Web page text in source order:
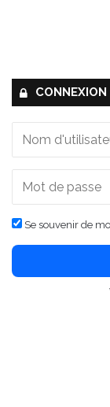
CONNEXION
Se souvenir de